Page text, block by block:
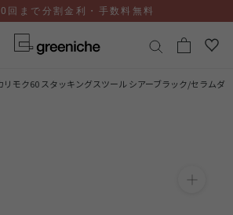
回まで分割金利・手数料無料
リモク60 スタッキングスツール シアーブラック/セラムダ